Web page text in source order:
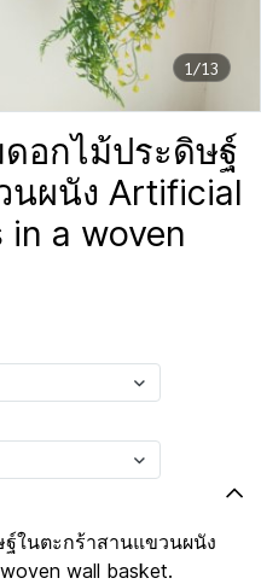
1/13
อกไม้ประดิษฐ์
นผนัง Artificial
a woven
ในตะกร้าสานแขวนผนัง
wall basket.